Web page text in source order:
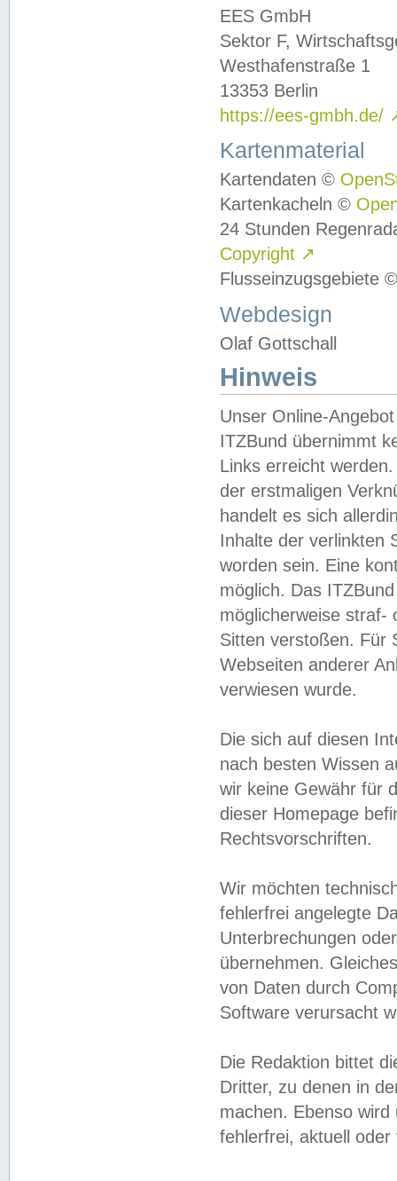
EES GmbH
Sektor F,
Westhafenstraße 1
13353 Berlin
https://ees-gmbh.de/
Kartenmaterial
Kartendaten ©
Kartenkacheln ©
24 Stunden
Copyright ↗
Flusseinzugsgebiete
Webdesign
Olaf Gottschall
Hinweis
Unser Online-
ITZBund übernimmt
Links erreicht
der erstmaligen
handelt es sich
Inhalte der verlinkten
worden sein. Eine
möglich. Das
möglicherweise straf-
Sitten verstoßen. Für
Webseiten anderer
verwiesen wurde.
Die sich auf diesen
nach besten Wissen
wir keine Gewähr für
dieser Homepage
Rechtsvorschriften.
Wir möchten
fehlerfrei angelegte
Unterbrechungen
übernehmen.
von Daten durch
Software verursacht
Die Redaktion bittet
Dritter, zu denen in
machen. Ebenso
fehlerfrei, aktuell oder